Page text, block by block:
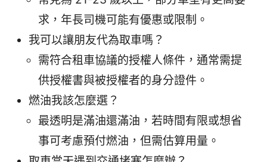
求，年長司機可能有優惠或限制。
我可以讓朋友代為取車嗎？
需符合租車協議的授權人條件，通常需提
供授權書與被授權者的身分證件。
燃油我該怎麼選？
最透明是滿油還滿油，若時間有限或想省
事可考慮預付燃油，但需估算用量。